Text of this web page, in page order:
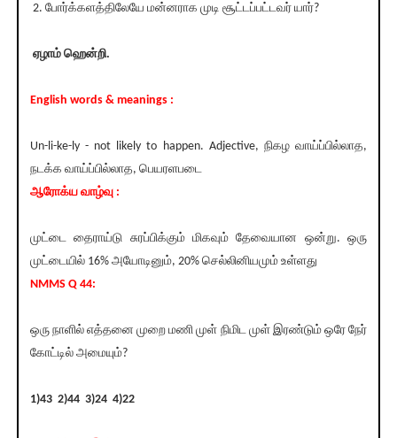
2. போர்க்களத்திலேயே மன்னராக முடி சூட்டப்பட்டவர் யார்?
ஏழாம் ஹென்றி.
English words & meanings :
Un-li-ke-ly - not likely to happen. Adjective, நிகழ வாய்ப்பில்லாத,
நடக்க வாய்ப்பில்லாத, பெயரளபடை
ஆரோக்ய வாழ்வு :
முட்டை தைராய்டு சுரப்பிக்கும் மிகவும் தேவையான ஒன்று. ஒரு
முட்டையில் 16% அயோடினும், 20% செல்லினியமும் உள்ளது
NMMS Q 44:
ஒரு நாளில் எத்தனை முறை மணி முள் நிமிட முள் இரண்டும் ஒரே நேர்
கோட்டில் அமையும்?
1)43 2)44 3)24 4)22